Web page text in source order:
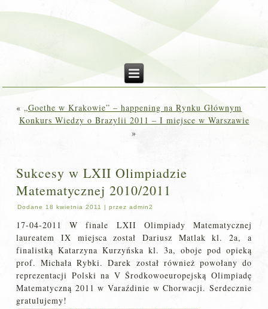
«„Goethe w Krakowie” – happening na Rynku Głównym
Konkurs Wiedzy o Brazylii 2011 – I miejsce w Warszawie
»
Sukcesy w LXII Olimpiadzie
Matematycznej 2010/2011
Dodane 18 kwietnia 2011 |przez admin2
17-04-2011 W finale LXII Olimpiady Matematycznej
laureatem IX miejsca został Dariusz Matlak kl. 2a, a
finalistką Katarzyna Kurzyńska kl. 3a, oboje pod opieką
prof. Michała Rybki. Darek został również powołany do
reprezentacji Polski na V Środkowoeuropejską Olimpiadę
Matematyczną 2011 w Varaźdinie w Chorwacji. Serdecznie
gratulujemy!